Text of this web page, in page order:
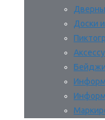
Доски
Бейджи